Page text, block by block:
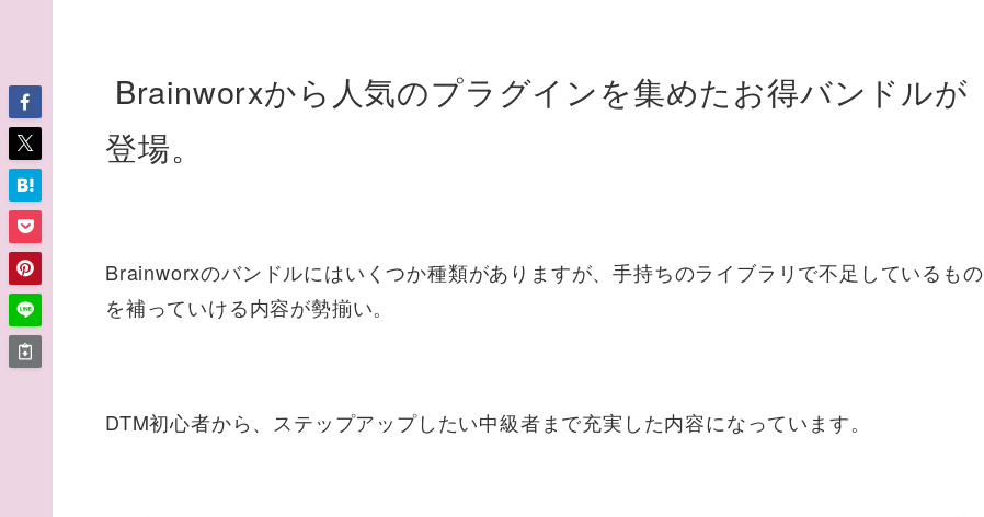
Brainworxから人気のプラグインを集めたお得バンドルが
登場。
Brainworxのバンドルにはいくつか種類がありますが、手持ちのライブラリで不足しているもの
を補っていける内容が勢揃い。
DTM初心者から、ステップアップしたい中級者まで充実した内容になっています。